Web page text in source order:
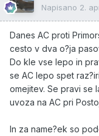
Napisano 2.
Danes AC proti
cesto v dva o?ja
Do kle vse lepo in
se AC lepo spet
omejitev. Se pravi se
uvoza na AC pri
In za name?ek so